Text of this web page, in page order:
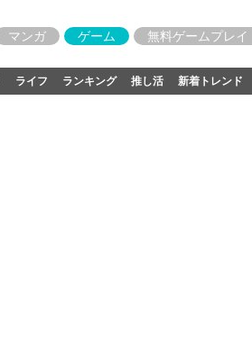
マンガ ゲーム 無料ゲームプレイ
ライフ ランキング 推し活 新着トレンド